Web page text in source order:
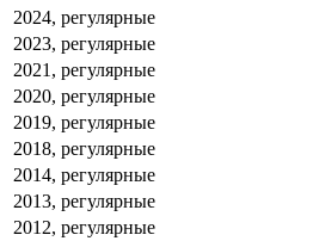
2024, регулярные
2023, регулярные
2021, регулярные
2020, регулярные
2019, регулярные
2018, регулярные
2014, регулярные
2013, регулярные
2012, регулярные